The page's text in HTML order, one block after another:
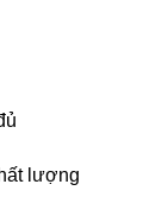
lượng